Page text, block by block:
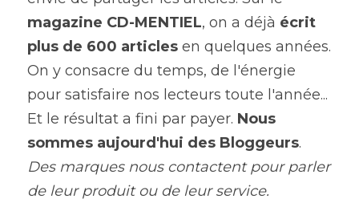
magazine CD-MENTIEL, on a déjà écrit
plus de 600 articles en quelques années.
On y consacre du temps, de l'énergie
pour satisfaire nos lecteurs toute l'année...
Et le résultat a fini par payer. Nous
sommes aujourd'hui des Bloggeurs
Des marques nous contactent pour parler
de leur produit ou de leur service.